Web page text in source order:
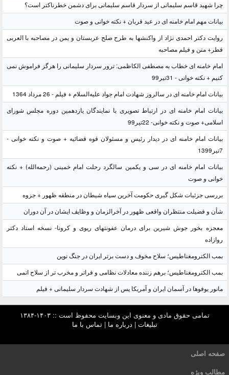
چرا شهید قاسم سلیمانی از سردار قاسم سلیمانی برای دشمن خطرناکتر است؟
بیانات مهم امام خامنه ای در عید قربان + نکته خوانی و صوت
روایت دکتر احمدی نژاد از واکنشها به طرح صلح عربستان و یمن در مصاحبه با العربی
قطر+ متن و فیلم مصاحبه
امام خامنه ای خطاب به مصطفی الکاظمی: ترور سردار سلیمانی را هرگز فراموش نمی
کنیم + نکته خوانی - 31تیر99
بیانات امام خامنه ای در سالروز شهادت امام جواد علیه‌السلام + فیلم - 26 مرداد 1364
بیانات امام خامنه ای در ارتباط تصویری با نمایندگان یازدهمین دوره مجلس شورای
اسلامی+ صوت و نکته خوانی- 22تیر99
بیانات امام خامنه ای در دیدار رئیس و مسئولان قوه قضائیه + صوت و نکته خوانی -
7تیر1399
بیانات امام خامنه ای در سی و یکمین سالگرد رحلت امام خمینی (رحمه‌الله) + نکته
خوانی و صوت
بررسی جزئیات شکل گیری حکومت آخرین سپاه شیطان در منطقه ظهور + جزوه
شأن و فضیلت منتظران واقعی ظهور در آخرالزمان و وظایف ایشان در آن دوران
معجزه بخور جوش شیرین برای درمان عفونتهای ریوی و کرونا- نسخه استاد دکتر
روازاده
بمب الکترومغناطیس؛ سلاح مخوف و دست برتر ایران در جنگ نوین
بمب الکترومغناطیس؛ برهم زننده معادلات نظامی و فراتر و مخرب تر از سلاح اتمی
مانور یوفوها در آسمان ایران و آمریکا پس از شهادت سردار سلیمانی + فیلم
تمامی حقوق مادی و معنوی این وبسایت محفوظ است :: ۱۴۰۳-۱۳۸۴
تبلیغات | درباره ما |تماس با ما
صفحه اصلی
مطالب ویژه